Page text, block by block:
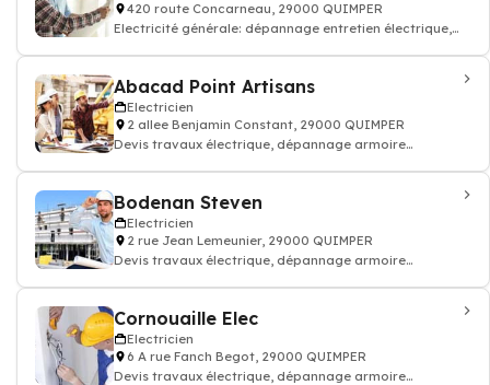
420 route Concarneau, 29000 QUIMPER
Electricité générale: dépannage entretien électrique,
Abacad Point Artisans
Electricien
2 allee Benjamin Constant, 29000 QUIMPER
Devis travaux électrique, dépannage armoire
Bodenan Steven
Electricien
2 rue Jean Lemeunier, 29000 QUIMPER
Devis travaux électrique, dépannage armoire
Cornouaille Elec
Electricien
6 A rue Fanch Begot, 29000 QUIMPER
Devis travaux électrique, dépannage armoire